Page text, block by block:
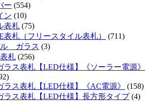
ー (554)
ン (10)
表札 (75)
表札（フリースタイル表札）
(711)
ル ガラス (3)
札 (256)
ラス表札【LED仕様】《ソーラー電源》
ラス表札【LED仕様】《AC電源》
(158)
ラス表札【LED仕様】長方形タイプ(4)